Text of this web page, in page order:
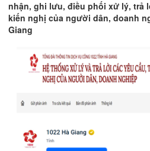
nhận, ghi lưu, điều phối xử lý, trả
kiến nghị của người dân, doanh
Giang